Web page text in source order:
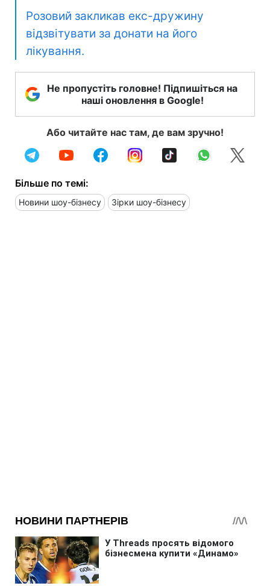
Розовий закликав екс-дружину
відзвітувати за донати на його
лікування.
Не пропустіть головне! Підпишіться на
наші оновлення в Google!
Або читайте нас там, де вам зручно!
Більше по темі:
Новини шоу-бізнесу Зірки шоу-бізнесу